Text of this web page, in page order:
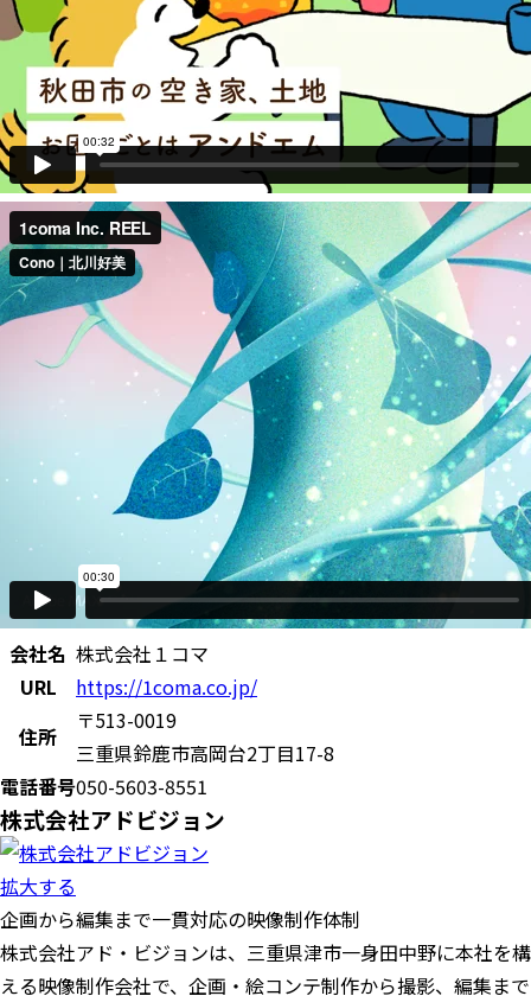
会社名 株式会社１コマ
URL
https://1coma.co.jp/
住所
〒513-0019
三重県鈴鹿市高岡台2丁目17-8
電話番号050-5603-8551
株式会社アドビジョン
拡大する
企画から編集まで一貫対応の映像制作体制
株式会社アド・ビジョンは、三重県津市一身田中野に本社を構
える映像制作会社で、企画・絵コンテ制作から撮影、編集まで